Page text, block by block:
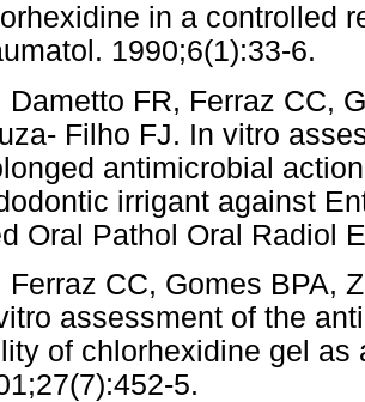
in a controlled
1990;6(1):33-6.
Dametto FR, Ferraz CC,
Filho FJ. In vitro
antimicrobial
irrigant against
Oral Pathol Oral Radiol
Ferraz CC, Gomes BPA,
assessment of the
of chlorhexidine gel as
5.